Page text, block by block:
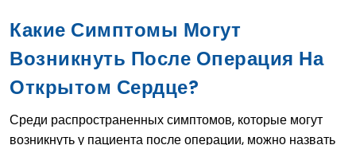
Какие Симптомы Могут
Возникнуть После Операция На
Открытом Сердце?
Среди распространенных симптомов, которые могут
возникнуть у пациента после операции, можно назвать